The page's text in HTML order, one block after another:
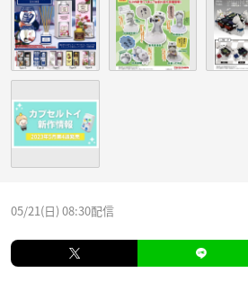
05/21(日) 08:30配信